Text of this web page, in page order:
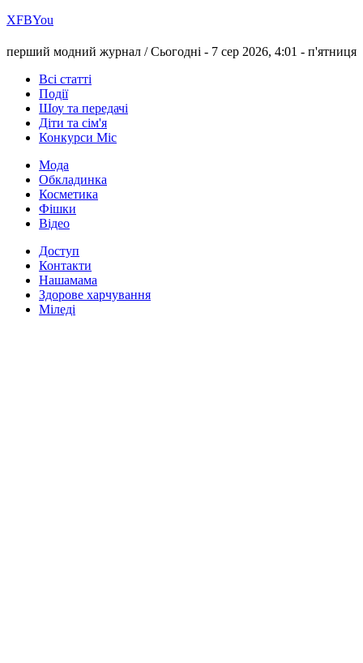
ХFBYou
перший модний журнал /Сьогодні - 7 сер 2026, 4:01 - п'ятниця
Всі статті
Події
Шоу та передачі
Діти та сім'я
Конкурси Міс
Мода
Обкладинка
Косметика
Фішки
Відео
Доступ
Контакти
Нашамама
Здорове харчування
Міледі